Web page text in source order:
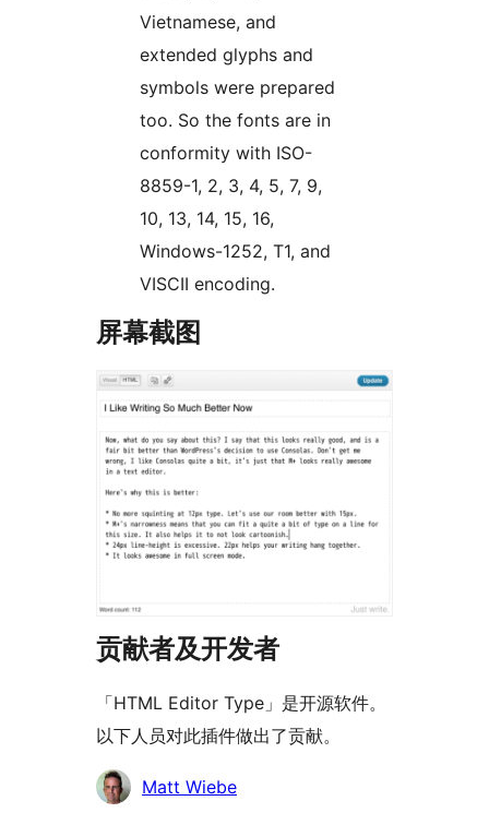
Vietnamese, and
extended glyphs and
symbols were prepared
too. So the fonts are in
conformity with ISO-
8859-1, 2, 3, 4, 5, 7, 9,
10, 13, 14, 15, 16,
Windows-1252, T1, and
VISCII encoding.
屏幕截图
贡献者及开发者
「HTML Editor Type」是开源软件。
以下人员对此插件做出了贡献。
贡
Matt Wiebe